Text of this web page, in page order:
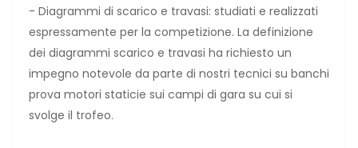
- Diagrammi di scarico e travasi: studiati e realizzati
espressamente per la competizione. La definizione
dei diagrammi scarico e travasi ha richiesto un
impegno notevole da parte di nostri tecnici su banchi
prova motori staticie sui campi di gara su cui si
svolge il trofeo.